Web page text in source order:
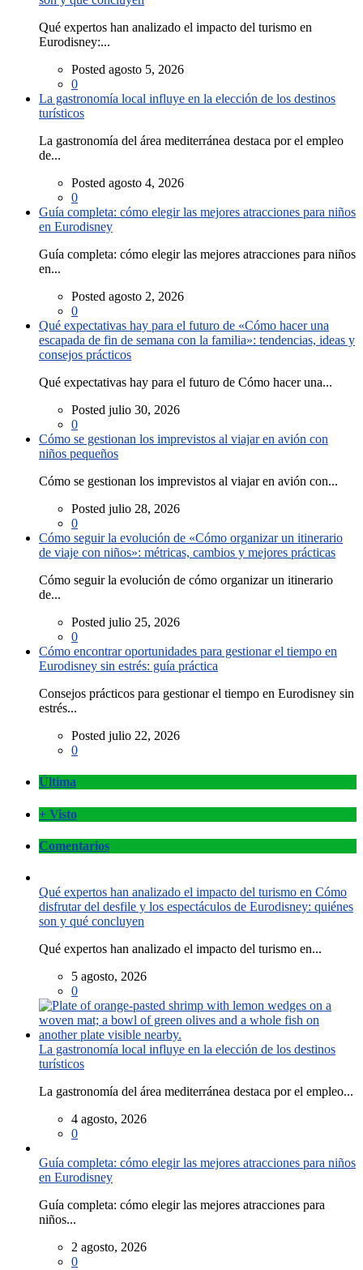
Qué expertos han analizado el impacto del turismo en
Eurodisney:...
Posted agosto 5, 2026
0
La gastronomía local influye en la elección de los destinos
turísticos
La gastronomía del área mediterránea destaca por el empleo
de...
Posted agosto 4, 2026
0
Guía completa: cómo elegir las mejores atracciones para niños
en Eurodisney
Guía completa: cómo elegir las mejores atracciones para niños
en...
Posted agosto 2, 2026
0
Qué expectativas hay para el futuro de «Cómo hacer una
escapada de fin de semana con la familia»: tendencias, ideas y
consejos prácticos
Qué expectativas hay para el futuro de Cómo hacer una...
Posted julio 30, 2026
0
Cómo se gestionan los imprevistos al viajar en avión con
niños pequeños
Cómo se gestionan los imprevistos al viajar en avión con...
Posted julio 28, 2026
0
Cómo seguir la evolución de «Cómo organizar un itinerario
de viaje con niños»: métricas, cambios y mejores prácticas
Cómo seguir la evolución de cómo organizar un itinerario
de...
Posted julio 25, 2026
0
Cómo encontrar oportunidades para gestionar el tiempo en
Eurodisney sin estrés: guía práctica
Consejos prácticos para gestionar el tiempo en Eurodisney sin
estrés...
Posted julio 22, 2026
0
Última
+ Visto
Comentarios
Qué expertos han analizado el impacto del turismo en Cómo
disfrutar del desfile y los espectáculos de Eurodisney: quiénes
son y qué concluyen
Qué expertos han analizado el impacto del turismo en...
5 agosto, 2026
0
La gastronomía local influye en la elección de los destinos
turísticos
La gastronomía del área mediterránea destaca por el empleo...
4 agosto, 2026
0
Guía completa: cómo elegir las mejores atracciones para niños
en Eurodisney
Guía completa: cómo elegir las mejores atracciones para
niños...
2 agosto, 2026
0